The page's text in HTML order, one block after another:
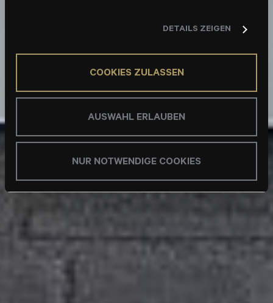
DETAILS ZEIGEN
COOKIES ZULASSEN
AUSWAHL ERLAUBEN
NUR NOTWENDIGE COOKIES